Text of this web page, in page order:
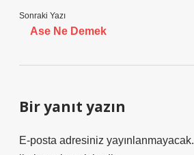
Sonraki Yazı
Ase Ne Demek
Bir yanıt yazın
E-posta adresiniz yayınlanmayacak.